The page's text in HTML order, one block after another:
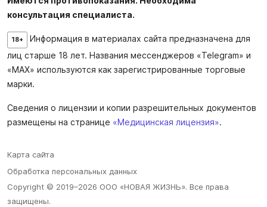
консультация специалиста.
18+
Информация в материалах сайта предназначена для
лиц старше 18 лет. Названия мессенджеров «Telegram» и
«MAX» используются как зарегистрированные торговые
марки.
Сведения о лицензии и копии разрешительных документов
размещены на странице «Медицинская лицензия».
Copyright © 2019–2026 ООО «НОВАЯ ЖИЗНЬ». Все права
защищены.
Карта сайта
Обработка персональных данных